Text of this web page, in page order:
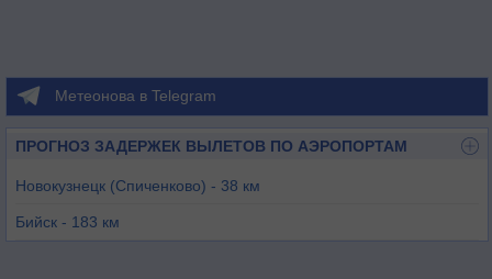
Метеонова в Telegram
ПРОГНОЗ ЗАДЕРЖЕК ВЫЛЕТОВ ПО АЭРОПОРТАМ
Новокузнецк (Спиченково) - 38 км
Бийск - 183 км